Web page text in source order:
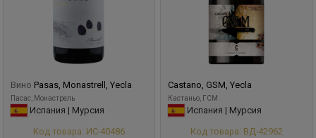
Вино Pasas, Monastrell, Yecla
Пасас, Монастрель
Испания | Мурсия
Код товара: ИС-40486
Castano, GSM, Yecla
Кастаньо, ГСМ
Испания | Мурсия
Код товара: ВД-42962